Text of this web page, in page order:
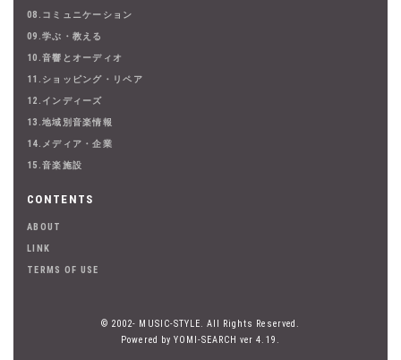
08.コミュニケーション
09.学ぶ・教える
10.音響とオーディオ
11.ショッピング・リペア
12.インディーズ
13.地域別音楽情報
14.メディア・企業
15.音楽施設
CONTENTS
ABOUT
LINK
TERMS OF USE
© 2002- MUSIC-STYLE. All Rights Reserved.
Powered by YOMI-SEARCH ver 4.19.